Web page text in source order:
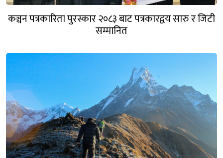
कञ्चन पत्रकारिता पुरस्कार २०८३ बाट पत्रकारद्वय सारु र जिटी
सम्मानित